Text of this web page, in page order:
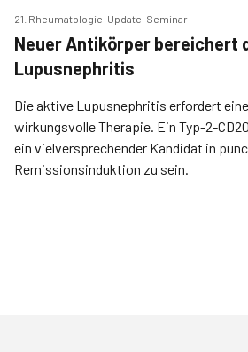
21. Rheumatologie-Update-Seminar
Neuer Antikörper bereichert
Lupusnephritis
Die aktive Lupusnephritis erfordert
wirkungsvolle Therapie. Ein Typ-2-
ein vielversprechender Kandidat in
Remissionsinduktion zu sein.